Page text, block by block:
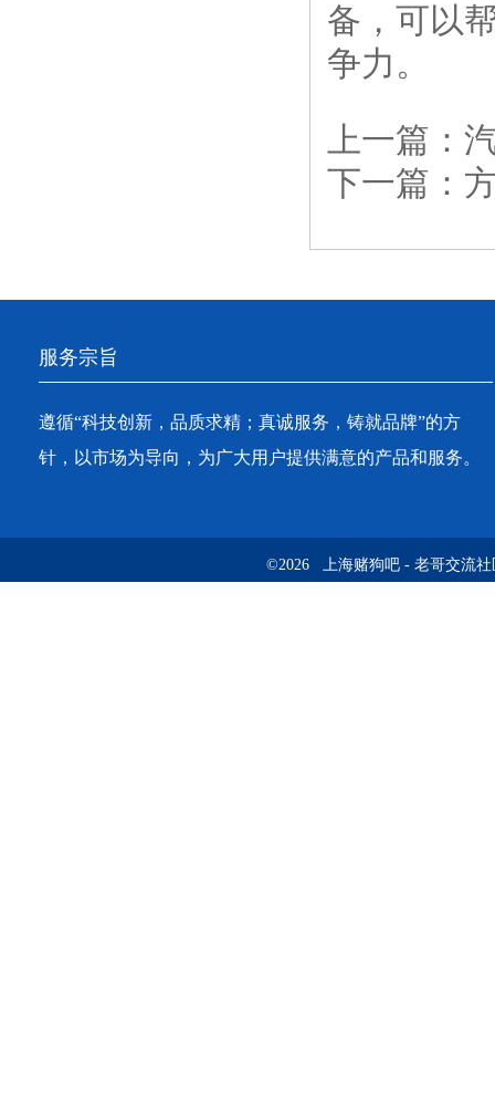
备，可以
争力。
上一篇：
下一篇：
服务宗旨
遵循“科技创新，品质求精；真诚服务，铸就品牌”的方
针，以市场为导向，为广大用户提供满意的产品和服务。
©2026 上海赌狗吧 - 老哥交流社